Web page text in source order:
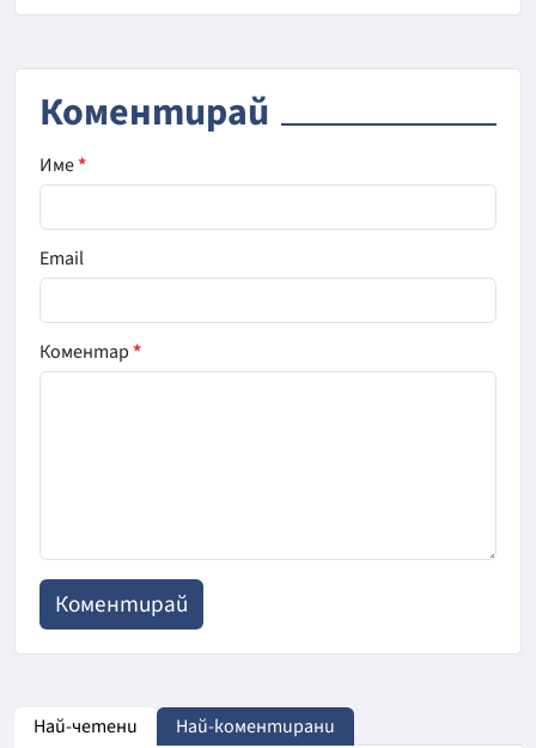
Коментирай
Име*
Email
Коментар*
Най-четени Най-коментирани